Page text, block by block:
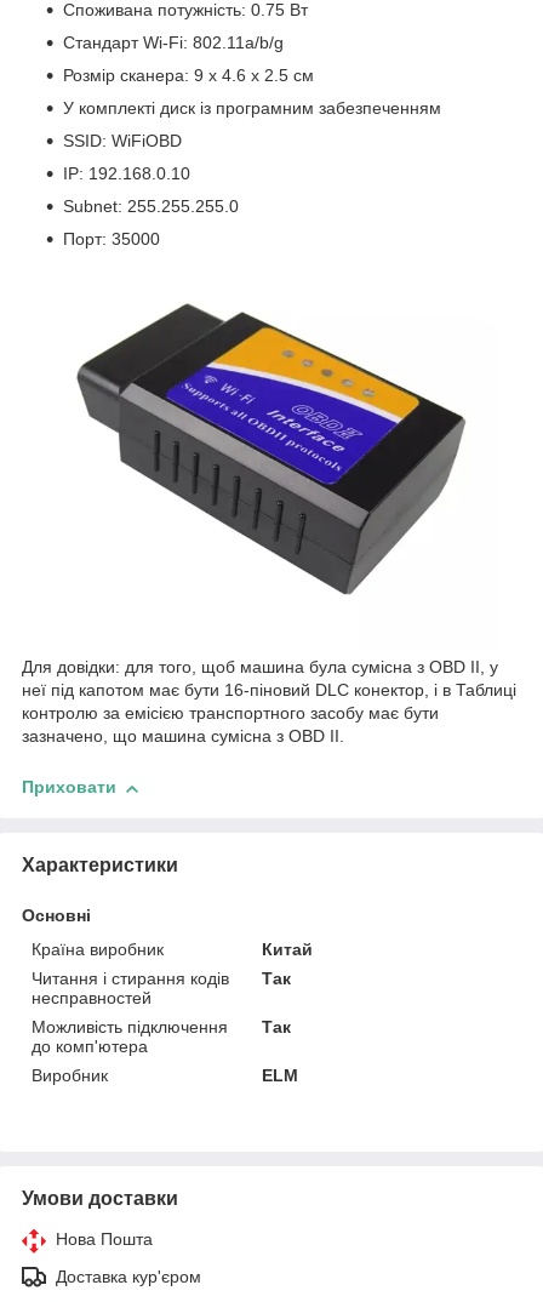
Споживана потужність: 0.75 Вт
Стандарт Wi-Fi: 802.11a/b/g
Розмір сканера: 9 х 4.6 х 2.5 см
У комплекті диск із програмним забезпеченням
SSID: WiFiOBD
IP: 192.168.0.10
Subnet: 255.255.255.0
Порт: 35000
Для довідки: для того, щоб машина була сумісна з OBD II, у
неї під капотом має бути 16-піновий DLC конектор, і в Таблиці
контролю за емісією транспортного засобу має бути
зазначено, що машина сумісна з OBD II.
Приховати
Характеристики
Основні
Країна виробник
Китай
Читання і стирання кодів
несправностей
Так
Можливість підключення
до комп'ютера
Так
Виробник ELM
Умови доставки
Нова Пошта
Доставка кур'єром